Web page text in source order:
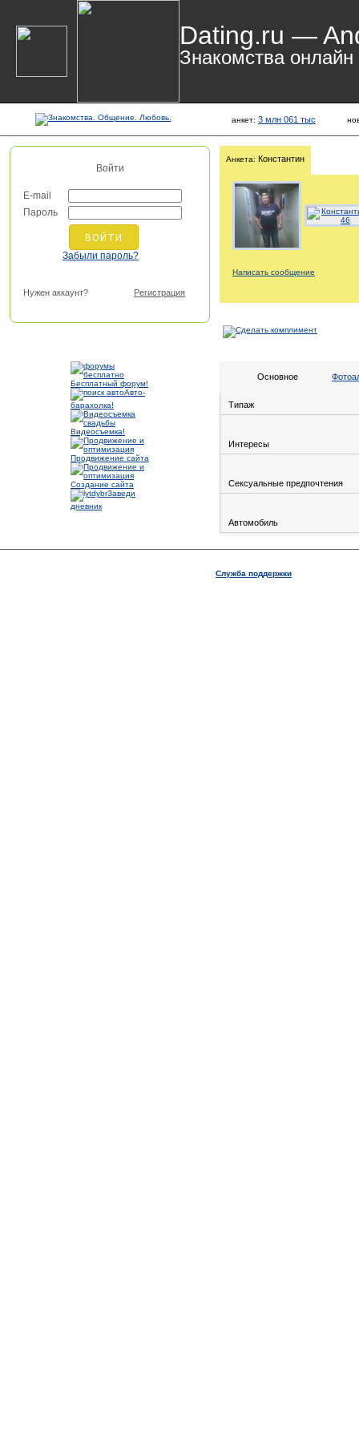
Dating.ru —
Знакомства онлайн
анкет: 3 млн 061 тыс
Войти
E-mail
Пароль
Забыли пароль?
Нужен аккаунт? Регистрация
Бесплатный форум!
Авто-
барахолка!
Видеосъемка!
Продвижение сайта
Создание сайта
Заведи
дневник
Анкета: Константин
Написать сообщение
Основное
Типаж
Интересы
Сексуальные предпочтения
Автомобиль
Служба поддержки